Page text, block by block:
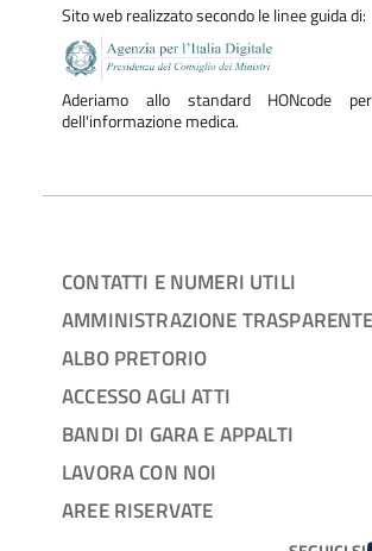
Sito web realizzato secondo le linee guida di:
Aderiamo allo standard HONcode
dell'informazione medica.
CONTATTI E NUMERI UTILI
AMMINISTRAZIONE TRASPARENTE
ALBO PRETORIO
ACCESSO AGLI ATTI
BANDI DI GARA E APPALTI
LAVORA CON NOI
AREE RISERVATE